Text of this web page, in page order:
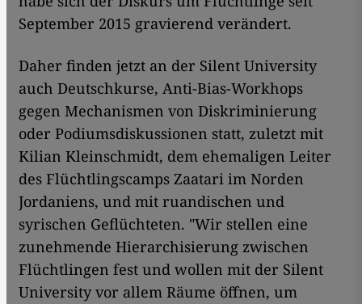
September 2015 gravierend verändert.
Daher finden jetzt an der Silent University
auch Deutschkurse, Anti-Bias-Workhops
gegen Mechanismen von Diskriminierung
oder Podiumsdiskussionen statt, zuletzt mit
Kilian Kleinschmidt, dem ehemaligen Leiter
des Flüchtlingscamps Zaatari im Norden
Jordaniens, und mit ruandischen und
syrischen Geflüchteten. "Wir stellen eine
zunehmende Hierarchisierung zwischen
Flüchtlingen fest und wollen mit der Silent
University vor allem Räume öffnen, um